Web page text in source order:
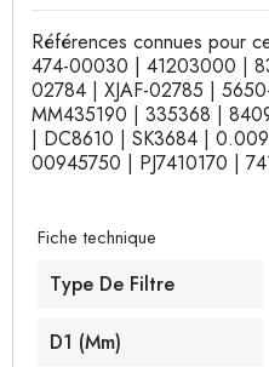
Références connues pour
474-00030 | 41203000 |
02784 | XJAF-02785 |
MM435190 | 335368 |
| DC8610 | SK3684 |
00945750 | PJ7410170 |
Fiche technique
Type De Filtre
D1 (mm)